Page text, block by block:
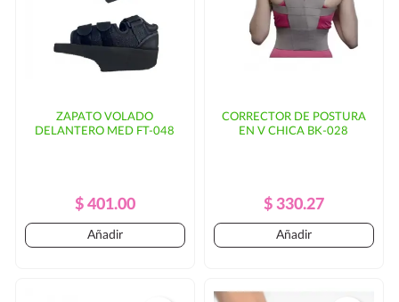
ZAPATO VOLADO
DELANTERO MED FT-048
Precio
Regular
Precio
$ 401.00
Añadir
CORRECTOR DE POSTURA
EN V CHICA BK-028
Precio
Regular
Precio
$ 330.27
Añadir